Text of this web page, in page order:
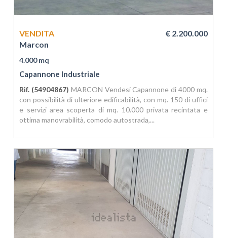
VENDITA
€ 2.200.000
Marcon
4.000 mq
Capannone Industriale
Rif. (54904867) MARCON Vendesi Capannone di 4000 mq.
con possibilità di ulteriore edificabilità, con mq. 150 di uffici
e servizi area scoperta di mq. 10.000 privata recintata e
ottima manovrabilità, comodo autostrada,...